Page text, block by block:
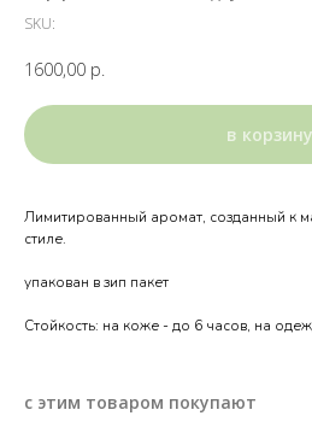
SKU:
1600,00 р.
в корзину
Лимитированный аромат, созданный к
стиле.
упакован в зип пакет
Стойкость: на коже - до 6 часов, на
с этим товаром покупают